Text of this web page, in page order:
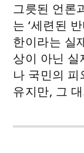
그릇된 언론
는 ‘세련된
한이라는 실
상이 아닌 실
나 국민의
유지만, 그